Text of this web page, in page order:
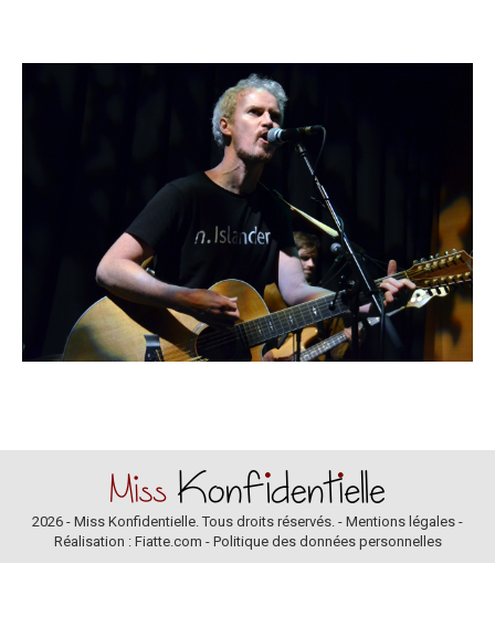
2026 - Miss Konfidentielle. Tous droits réservés. - Mentions légales -
Réalisation : Fiatte.com - Politique des données personnelles